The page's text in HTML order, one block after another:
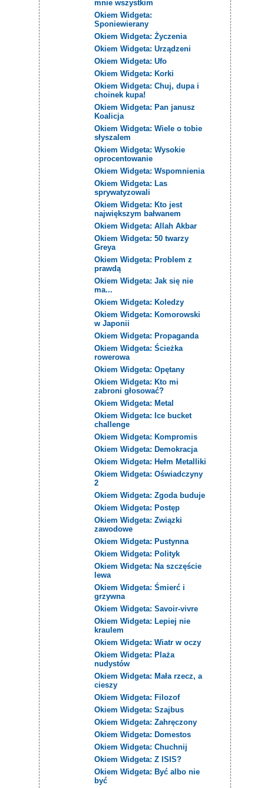
mnie wszystkim
Okiem Widgeta:
Sponiewierany
Okiem Widgeta: Życzenia
Okiem Widgeta: Urządzeni
Okiem Widgeta: Ufo
Okiem Widgeta: Korki
Okiem Widgeta: Chuj, dupa i
choinek kupa!
Okiem Widgeta: Pan janusz
Koalicja
Okiem Widgeta: Wiele o tobie
słyszalem
Okiem Widgeta: Wysokie
oprocentowanie
Okiem Widgeta: Wspomnienia
Okiem Widgeta: Las
sprywatyzowali
Okiem Widgeta: Kto jest
największym bałwanem
Okiem Widgeta: Allah Akbar
Okiem Widgeta: 50 twarzy
Greya
Okiem Widgeta: Problem z
prawdą
Okiem Widgeta: Jak się nie
ma...
Okiem Widgeta: Koledzy
Okiem Widgeta: Komorowski
w Japonii
Okiem Widgeta: Propaganda
Okiem Widgeta: Ścieżka
rowerowa
Okiem Widgeta: Opętany
Okiem Widgeta: Kto mi
zabroni głosować?
Okiem Widgeta: Metal
Okiem Widgeta: Ice bucket
challenge
Okiem Widgeta: Kompromis
Okiem Widgeta: Demokracja
Okiem Widgeta: Hełm Metalliki
Okiem Widgeta: Oświadczyny
2
Okiem Widgeta: Zgoda buduje
Okiem Widgeta: Postęp
Okiem Widgeta: Związki
zawodowe
Okiem Widgeta: Pustynna
Okiem Widgeta: Polityk
Okiem Widgeta: Na szczęście
lewa
Okiem Widgeta: Śmierć i
grzywna
Okiem Widgeta: Savoir-vivre
Okiem Widgeta: Lepiej nie
kraulem
Okiem Widgeta: Wiatr w oczy
Okiem Widgeta: Plaża
nudystów
Okiem Widgeta: Mała rzecz, a
cieszy
Okiem Widgeta: Filozof
Okiem Widgeta: Szajbus
Okiem Widgeta: Zahręczony
Okiem Widgeta: Domestos
Okiem Widgeta: Chuchnij
Okiem Widgeta: Z ISIS?
Okiem Widgeta: Być albo nie
być